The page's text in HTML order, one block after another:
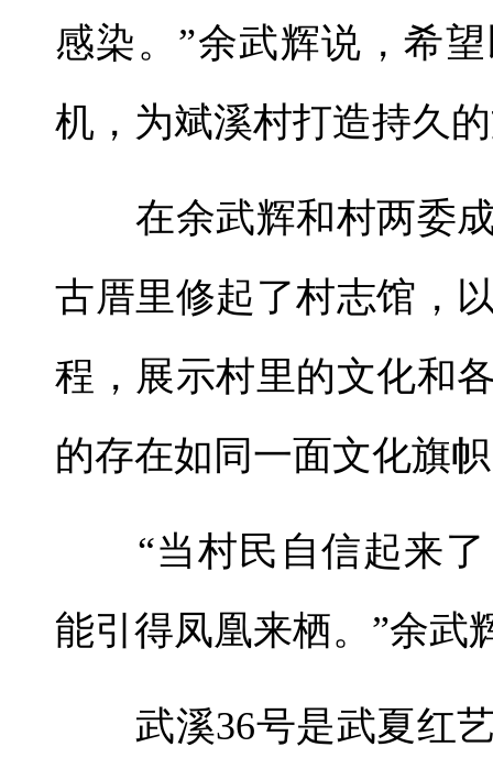
感染。”余武辉说，希
机，为斌溪村打造持久
在余武辉和村两委成
古厝里修起了村志馆，
程，展示村里的文化和
的存在如同一面文化旗
“当村民自信起来了
能引得凤凰来栖。”余武
武溪36号是武夏红艺